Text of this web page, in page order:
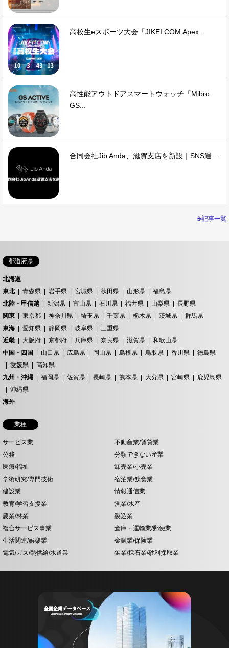
高校生eスポーツ大会「JIKEI COM Apex...
高性能アウトドアスマートウォッチ「Mibro
GS...
合同会社Jib Anda、滋賀支店を新設｜SNS運...
☕記事一覧
都道府県
北海道
東北
青森県 岩手県 宮城県 秋田県 山形県
福島県
北陸・甲信越
新潟県 富山県 石川県 福井県 山梨県
長野県
関東
東京都 神奈川県 埼玉県 千葉県 栃木県 茨城県
群馬県
東海
愛知県 静岡県 岐阜県
三重県
近畿
大阪府 京都府 兵庫県 奈良県 滋賀県
和歌山県
中国・四国
山口県 広島県 岡山県 島根県 鳥取県 香川県
徳島県
愛媛県
高知県
九州・沖縄
福岡県 佐賀県 長崎県 熊本県 大分県 宮崎県
鹿児島県
沖縄県
海外
業種
サービス業
不動産業/賃貸業
公務
分類できない産業
医療/福祉
卸売業/小売業
学術研究/専門技術
宿泊業/飲食業
建設業
情報通信業
教育/学習支援業
漁業/水産
農業/林業
製造業
複合サービス事業
倉庫・運輸業/郵便業
生活関連/娯楽業
金融業/保険業
電気/ガス/熱供給/水道業
鉱業/採石業/砂利採取業